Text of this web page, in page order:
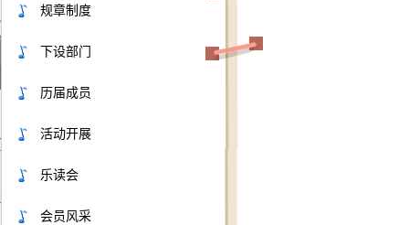
规章制度
下设部门
历届成员
活动开展
乐读会
会员风采